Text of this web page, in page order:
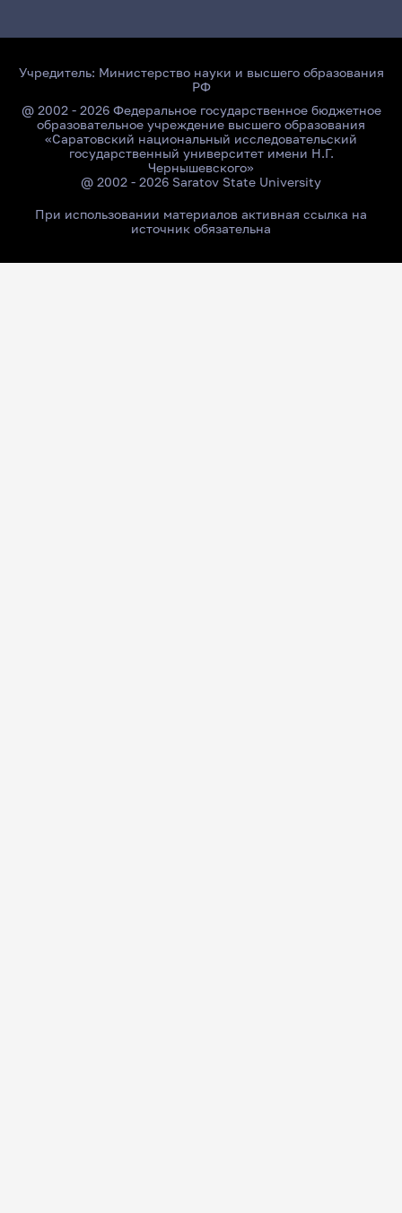
Учредитель: Министерство науки и высшего образования
РФ
@ 2002 - 2026 Федеральное государственное бюджетное
образовательное учреждение высшего образования
«Саратовский национальный исследовательский
государственный университет имени Н.Г.
Чернышевского»
@ 2002 - 2026 Saratov State University
При использовании материалов активная ссылка на
источник обязательна